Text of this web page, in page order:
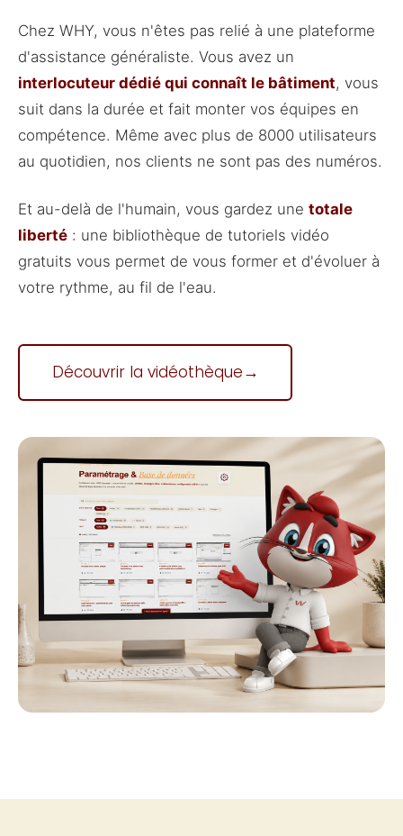
Chez WHY, vous n'êtes pas relié à une plateforme
d'assistance généraliste. Vous avez un
interlocuteur dédié qui connaît le bâtiment, vous
suit dans la durée et fait monter vos équipes en
compétence. Même avec plus de 8000 utilisateurs
au quotidien, nos clients ne sont pas des numéros.
Et au-delà de l'humain, vous gardez une totale
liberté : une bibliothèque de tutoriels vidéo
gratuits vous permet de vous former et d'évoluer à
votre rythme, au fil de l'eau.
Découvrir la vidéothèque→